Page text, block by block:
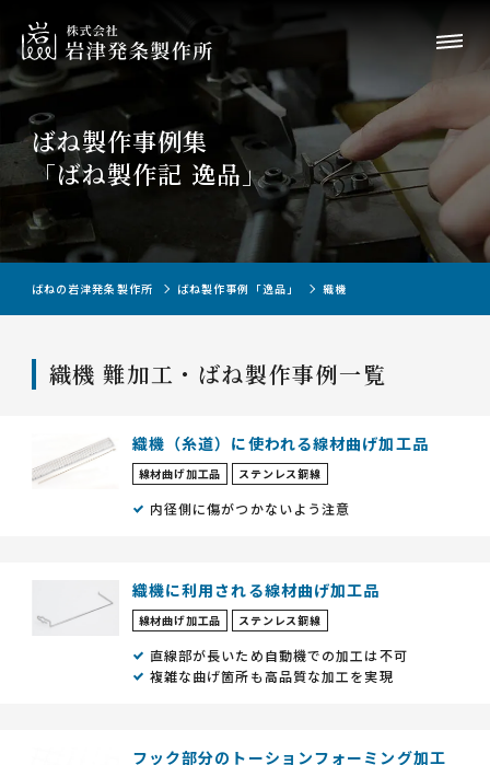
ばね製作事例集
「ばね製作記 逸品」
ばねの岩津発条製作所 ばね製作事例「逸品」 織機
織機 難加工・ばね製作事例一覧
織機（糸道）に使われる線材曲げ加工品
線材曲げ加工品 ステンレス鋼線
内径側に傷がつかないよう注意
織機に利用される線材曲げ加工品
線材曲げ加工品 ステンレス鋼線
直線部が長いため自動機での加工は不可
複雑な曲げ箇所も高品質な加工を実現
フック部分のトーションフォーミング加工